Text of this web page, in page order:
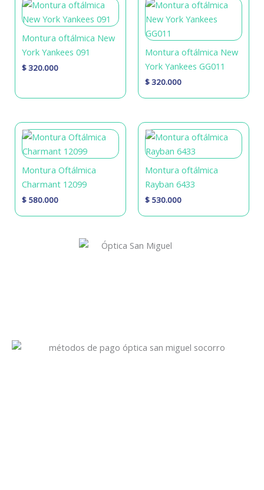
Montura oftálmica New
York Yankees 091
$320.000
Montura oftálmica New
York Yankees GG011
$320.000
Montura Oftálmica
Charmant 12099
$ 580.000
Montura oftálmica
Rayban 6433
$ 530.000